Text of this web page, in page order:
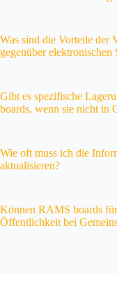
Was sind die Vorteile der
gegenüber elektronischen
Gibt es spezifische
boards, wenn sie nicht in
Wie oft muss ich die
aktualisieren?
Können RAMS boards
Öffentlichkeit bei